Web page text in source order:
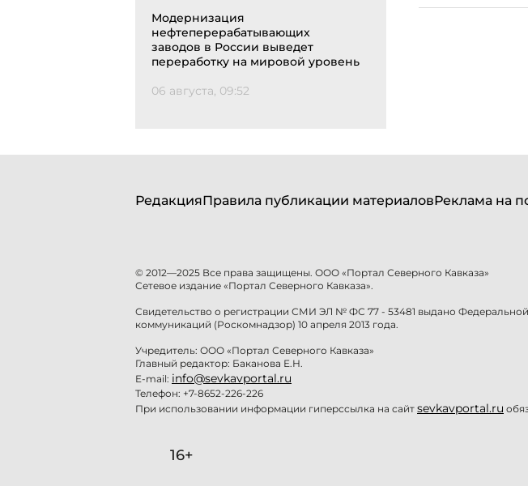
Модернизация
нефтеперерабатывающих
заводов в России выведет
переработку на мировой уровень
06 августа, 09:52
РедакцияПравила публикации материаловРеклама на
© 2012—2025 Все права защищены. ООО «Портал Северного Кавказа»
Сетевое издание «Портал Северного Кавказа».
Свидетельство о регистрации СМИ ЭЛ № ФС 77 - 53481 выдано
коммуникаций (Роскомнадзор) 10 апреля 2013 года.
Учредитель: ООО «Портал Северного Кавказа»
Главный редактор: Баканова Е.Н.
E-mail: info@sevkavportal.ru
Телефон: +7-8652-226-226
При использовании информации гиперссылка на сайт sevkavportal.ru
16+